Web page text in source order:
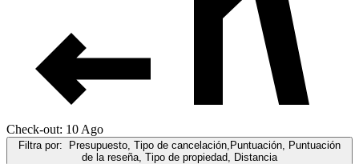
Check-out: 10 Ago
Filtra por: Presupuesto, Tipo de cancelación,Puntuación, Puntuación
de la reseña, Tipo de propiedad, Distancia